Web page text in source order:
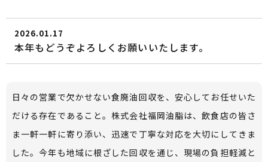
2026.01.17
本年もどうぞよろしくお願いいたします。
日々の営業で欠かせない食廃油回収を、安心してお任せいた
だける存在であること。株式会社福岡油脂は、飲食店の皆さ
ま一軒一軒に寄り添い、迅速で丁寧な対応を大切にしてきま
した。今年も地域に根ざした回収を通じ、現場の負担軽減と